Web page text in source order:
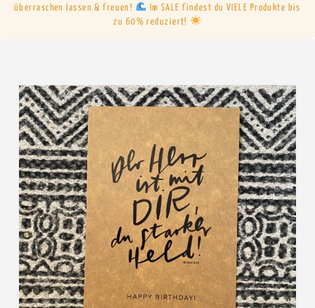
überraschen lassen & freuen!
Im SALE findest du VIELE Produkte bis
zu 60% reduziert!